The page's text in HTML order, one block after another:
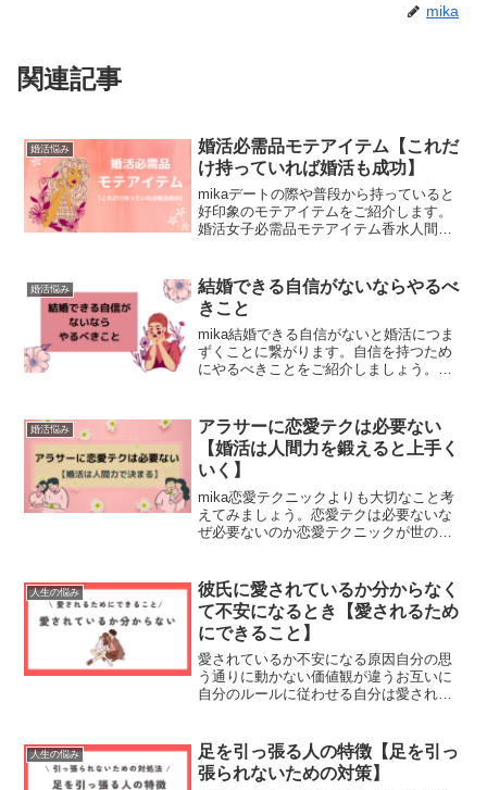
mika
関連記事
婚活悩み
婚活必需品モテアイテム【これだ
け持っていれば婚活も成功】
mikaデートの際や普段から持っていると
好印象のモテアイテムをご紹介します。
婚活女子必需品モテアイテム香水人間は
水をつけるとよいです。香りはいつまで
も記憶に残り、印象を...
婚活悩み
結婚できる自信がないならやるべ
きこと
mika結婚できる自信がないと婚活につま
ずくことに繋がります。自信を持つため
にやるべきことをご紹介しましょう。結
由の一つに自身の見た目に自信がない場
合がおおいです。見た...
婚活悩み
アラサーに恋愛テクは必要ない
【婚活は人間力を鍛えると上手く
いく】
mika恋愛テクニックよりも大切なこと考
えてみましょう。恋愛テクは必要ないな
ぜ必要ないのか恋愛テクニックが世の中
たしてそのようなテクニックに意味があ
るのでしょうか。...
人生の悩み
彼氏に愛されているか分からなく
て不安になるとき【愛されるため
にできること】
愛されているか不安になる原因自分の思
う通りに動かない価値観が違うお互いに
自分のルールに従わせる自分は愛されな
ういう時こうしてくれるはずという思い
はありませんか。好きなら...
人生の悩み
足を引っ張る人の特徴【足を引っ
張られないための対策】